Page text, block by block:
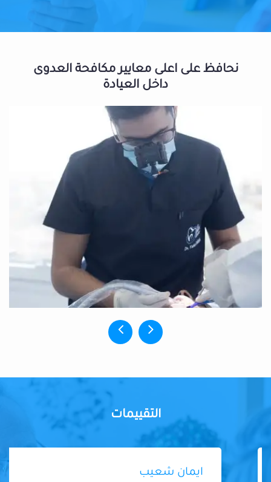
نحافظ على اعلى معايير مكافحة العدوى
داخل العيادة
التقييمات
ايمان شعيب